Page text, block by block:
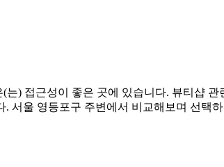
) 접근성이 좋은 곳에 있습니다. 뷰티샵
서울 영등포구 주변에서 비교해보며 선택